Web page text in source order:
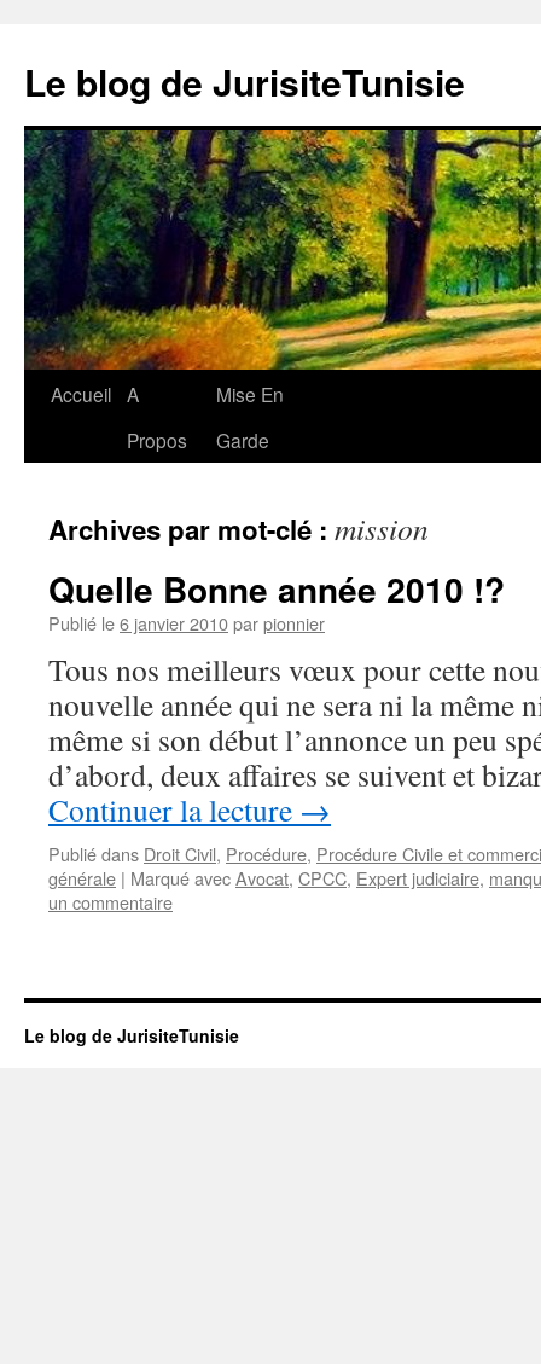
contenu
Le blog de JurisiteTunisie
Accueil A
Propos
Mise En
Garde
Archives par mot-clé : mission
Quelle Bonne année 2010 !?
Publié le6 janvier 2010parpionnier
Tous nos meilleurs vœux pour cette
nouvelle année qui ne sera ni la même
même si son début l’annonce un peu
d’abord, deux affaires se suivent et
Continuer la lecture →
Publié dans Droit Civil, Procédure, Procédure Civile et
générale | Marqué avecAvocat, CPCC, Expert judiciaire,
un commentaire
Le blog de JurisiteTunisie